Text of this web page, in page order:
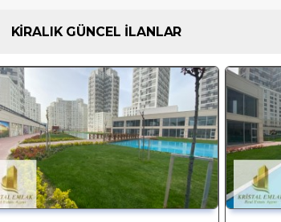
KİRALIK GÜNCEL İLANLAR